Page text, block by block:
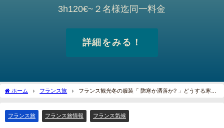
3h120€~２名様迄同一料金
詳細をみる！
ホーム フランス旅
フランス観光冬の服装「 防寒か洒落か? 」どうする寒さ
フランス旅 フランス旅情報 フランス気候